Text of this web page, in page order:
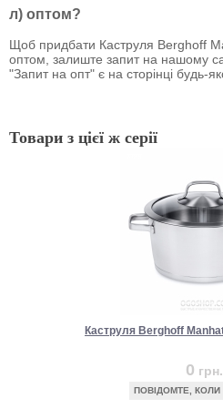
л) оптом?
Щоб придбати Каструля Berghoff
оптом, залиште запит на нашому
"Запит на опт" є на сторінці будь-
Товари з цієї ж серії
Каструля Berghoff
0 грн.
ПОВІДОМТЕ, КОЛИ